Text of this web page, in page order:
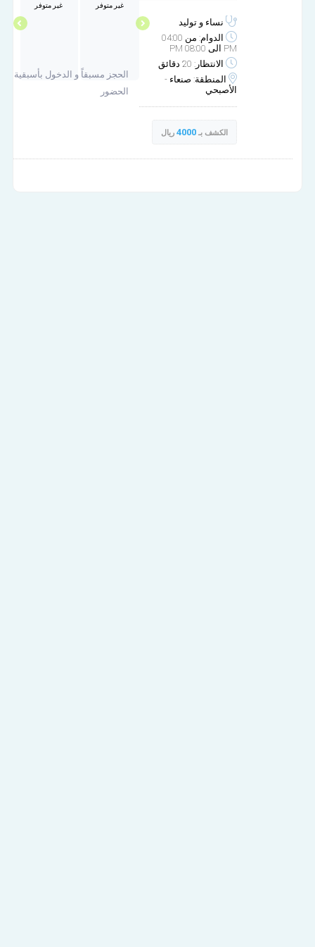
نساء و توليد
الدوام: من 04:00
PM الى 08:00 PM
الانتظار: 20 دقائق
المنطقة: صنعاء -
الأصبحي
الكشف بـ4000 ريال
غير متوفر غير متوفر
الحجز مسبقاً و الدخول بأسبقية
الحضور